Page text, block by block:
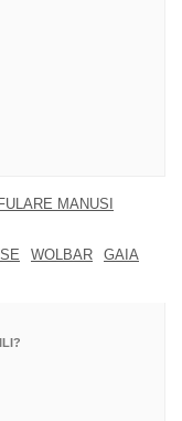
MANUSI
WOLBAR
GAIA